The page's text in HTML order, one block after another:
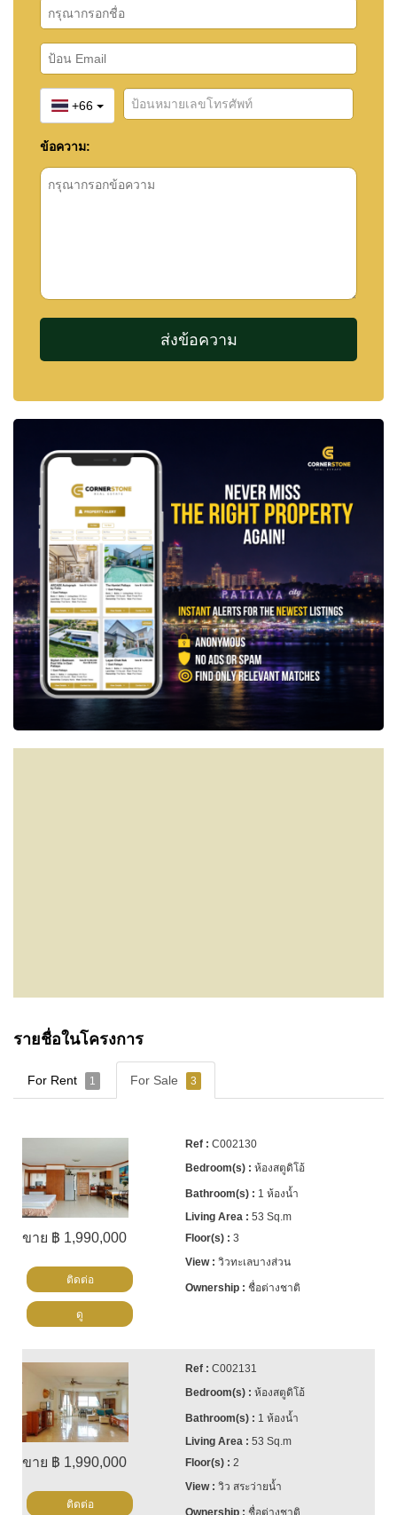
+66
ข้อความ:
รายชื่อในโครงการ
For Rent 1 For Sale 3
ขาย ฿ 1,990,000
C002130
ห้องสตูดิโอ้
1 ห้องน้ำ
53 Sq.m
3
วิวทะเลบางส่วน
ชื่อต่างชาติ
ติดต่อ
ดู
ขาย ฿ 1,990,000
C002131
ห้องสตูดิโอ้
1 ห้องน้ำ
53 Sq.m
2
วิว สระว่ายน้ำ
ชื่อต่างชาติ
ติดต่อ